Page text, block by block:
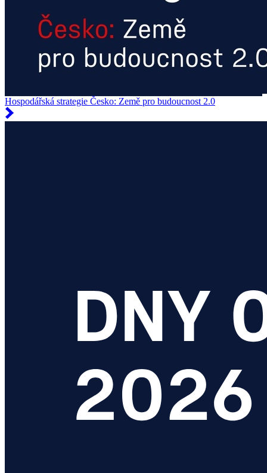
Hospodářská strategie Česko: Země pro budoucnost 2.0